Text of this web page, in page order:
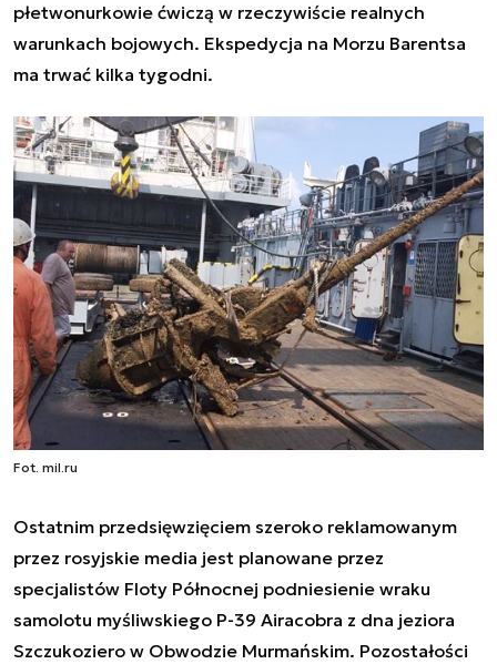
płetwonurkowie ćwiczą w rzeczywiście realnych
warunkach bojowych. Ekspedycja na Morzu Barentsa
ma trwać kilka tygodni.
Fot. mil.ru
Ostatnim przedsięwzięciem szeroko reklamowanym
przez rosyjskie media jest planowane przez
specjalistów Floty Północnej podniesienie wraku
samolotu myśliwskiego P-39 Airacobra z dna jeziora
Szczukoziero w Obwodzie Murmańskim. Pozostałości